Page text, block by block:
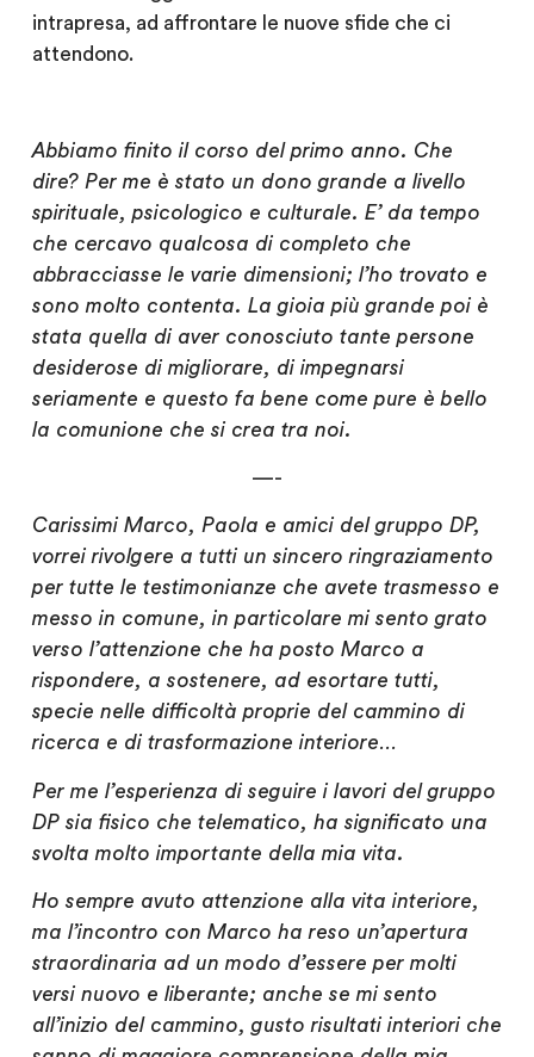
intrapresa, ad affrontare le nuove sfide che ci
attendono.
Abbiamo finito il corso del primo anno. Che
dire? Per me è stato un dono grande a livello
spirituale, psicologico e culturale. E’ da tempo
che cercavo qualcosa di completo che
abbracciasse le varie dimensioni; l’ho trovato e
sono molto contenta. La gioia più grande poi è
stata quella di aver conosciuto tante persone
desiderose di migliorare, di impegnarsi
seriamente e questo fa bene come pure è bello
la comunione che si crea tra noi.
—-
Carissimi Marco, Paola e amici del gruppo DP,
vorrei rivolgere a tutti un sincero ringraziamento
per tutte le testimonianze che avete trasmesso e
messo in comune, in particolare mi sento grato
verso l’attenzione che ha posto Marco a
rispondere, a sostenere, ad esortare tutti,
specie nelle difficoltà proprie del cammino di
ricerca e di trasformazione interiore…
Per me l’esperienza di seguire i lavori del gruppo
DP sia fisico che telematico, ha significato una
svolta molto importante della mia vita.
Ho sempre avuto attenzione alla vita interiore,
ma l’incontro con Marco ha reso un’apertura
straordinaria ad un modo d’essere per molti
versi nuovo e liberante; anche se mi sento
all’inizio del cammino, gusto risultati interiori che